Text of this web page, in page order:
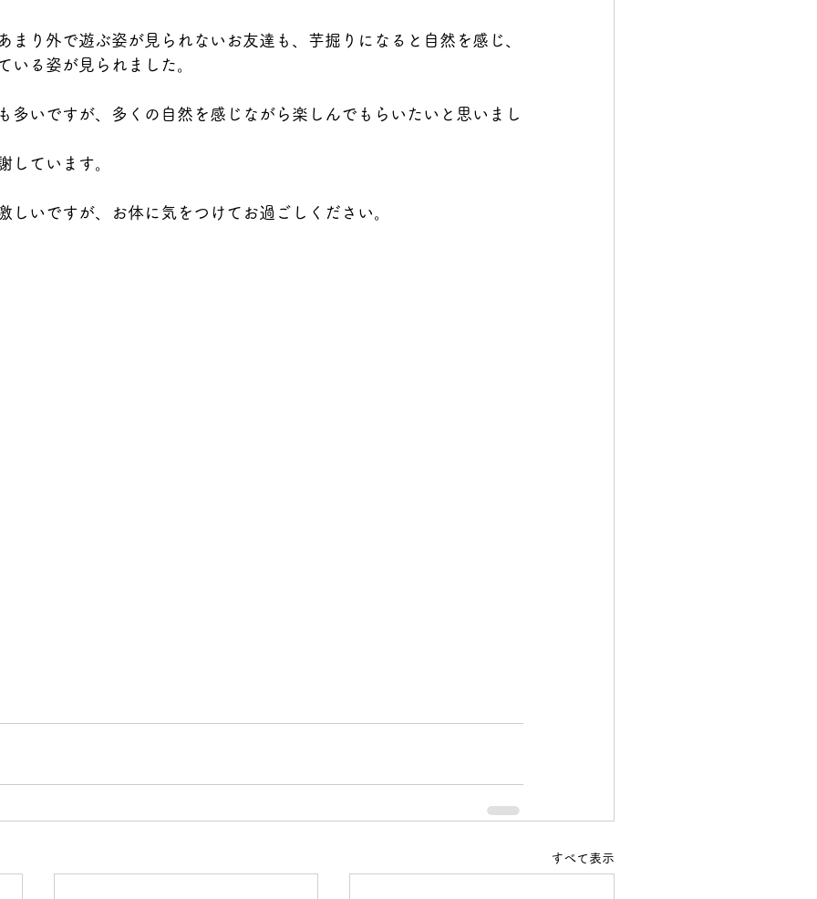
まり外で遊ぶ姿が見られないお友達も、芋掘りになると自然を感じ、
いる姿が見られました。
多いですが、多くの自然を感じながら楽しんでもらいたいと思いまし
しています。
しいですが、お体に気をつけてお過ごしください。
すべて表示